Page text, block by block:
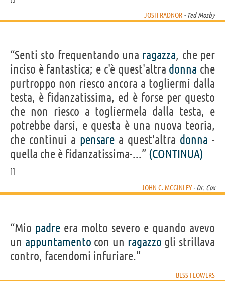
JOSH RADNOR - Ted Mosby
“Senti sto frequentando una ragazza, che per
inciso è fantastica; e c'è quest'altra donna che
purtroppo non riesco ancora a togliermi dalla
testa, è fidanzatissima, ed è forse per questo
che non riesco a togliermela dalla testa, e
potrebbe darsi, e questa è una nuova teoria,
che continui a pensare a quest'altra donna -
quella che è fidanzatissima-...” (CONTINUA)
JOHN C. MCGINLEY - Dr. Cox
“Mio padre era molto severo e quando avevo
un appuntamento con un ragazzo gli strillava
contro, facendomi infuriare.”
BESS FLOWERS